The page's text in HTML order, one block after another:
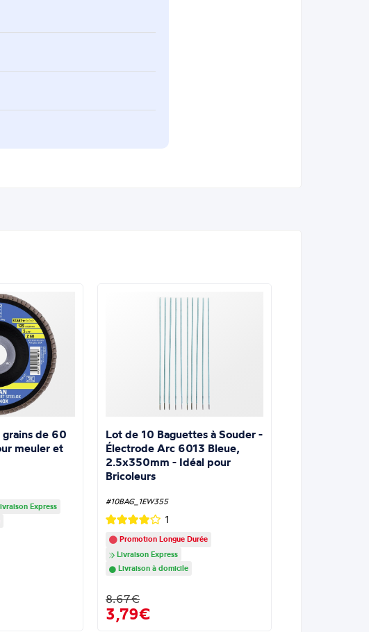
grains de 60
meuler et
Express
Lot de 10 Baguettes à Souder -
Électrode Arc 6013 Bleue,
2.5x350mm - Idéal pour
Bricoleurs
#10BAG_1EW355
1
Promotion Longue Durée
Livraison Express
Livraison à domicile
8.67€
3,79€